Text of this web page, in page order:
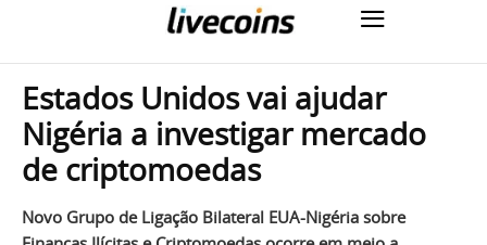
Estados Unidos vai ajudar
Nigéria a investigar mercado
de criptomoedas
Novo Grupo de Ligação Bilateral EUA-Nigéria sobre